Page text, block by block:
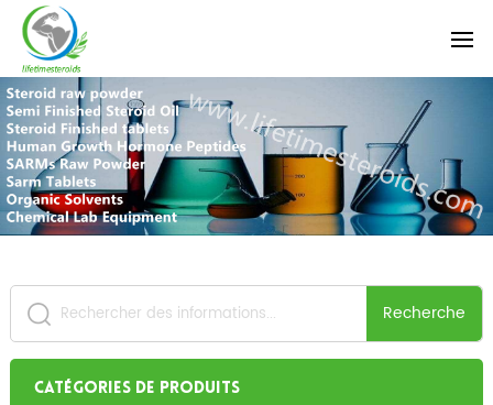
Recherche
Catégories de produits